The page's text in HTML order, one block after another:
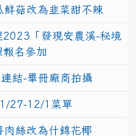
菇改為韭菜甜不辣
2023「發現安農溪-秘境
報名參加
結-畢冊廠商拍攝
27-12/1菜單
絲改為什錦花椰